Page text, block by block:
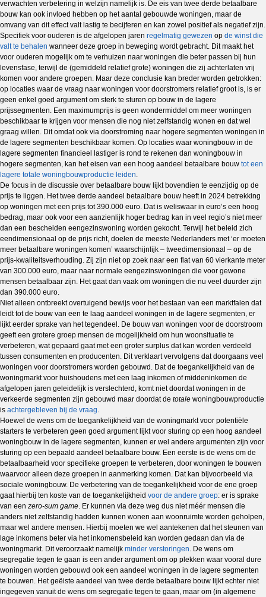
verwachten verbetering in welzijn namelijk is. De eis van twee derde betaalbare
bouw kan ook invloed hebben op het aantal gebouwde woningen, maar de
omvang van dit effect valt lastig te becijferen en kan zowel positief als negatief zijn.
Specifiek voor ouderen is de afgelopen jaren regelmatig gewezen op de winst die
valt te behalen wanneer deze groep in beweging wordt gebracht. Dit maakt het
voor ouderen mogelijk om te verhuizen naar woningen die beter passen bij hun
levensfase, terwijl de (gemiddeld relatief grote) woningen die zij achterlaten vrij
komen voor andere groepen. Maar deze conclusie kan breder worden getrokken:
op locaties waar de vraag naar woningen voor doorstromers relatief groot is, is er
geen enkel goed argument om sterk te sturen op bouw in de lagere
prijssegmenten. Een maximumprijs is geen wondermiddel om meer woningen
beschikbaar te krijgen voor mensen die nog niet zelfstandig wonen en dat wel
graag willen. Dit omdat ook via doorstroming naar hogere segmenten woningen in
de lagere segmenten beschikbaar komen. Op locaties waar woningbouw in de
lagere segmenten financieel lastiger is rond te rekenen dan woningbouw in
hogere segmenten, kan het eisen van een hoog aandeel betaalbare bouw tot een
lagere totale woningbouwproductie leiden.
De focus in de discussie over betaalbare bouw lijkt bovendien te eenzijdig op de
prijs te liggen. Het twee derde aandeel betaalbare bouw heeft in 2024 betrekking
op woningen met een prijs tot 390.000 euro. Dat is weliswaar in euro’s een hoog
bedrag, maar ook voor een aanzienlijk hoger bedrag kan in veel regio’s niet meer
dan een bescheiden eengezinswoning worden gekocht. Terwijl het beleid zich
eendimensionaal op de prijs richt, doelen de meeste Nederlanders met ‘er moeten
meer betaalbare woningen komen’ waarschijnlijk – tweedimensionaal – op de
prijs-kwaliteitsverhouding. Zij zijn niet op zoek naar een flat van 60 vierkante meter
van 300.000 euro, maar naar normale eengezinswoningen die voor gewone
mensen betaalbaar zijn. Het gaat dan vaak om woningen die nu veel duurder zijn
dan 390.000 euro.
Niet alleen ontbreekt overtuigend bewijs voor het bestaan van een marktfalen dat
leidt tot de bouw van een te laag aandeel woningen in de lagere segmenten, er
lijkt eerder sprake van het tegendeel. De bouw van woningen voor de doorstroom
geeft een grotere groep mensen de mogelijkheid om hun woonsituatie te
verbeteren, wat gepaard gaat met een groter surplus dat kan worden verdeeld
tussen consumenten en producenten. Dit verklaart vervolgens dat doorgaans veel
woningen voor doorstromers worden gebouwd. Dat de toegankelijkheid van de
woningmarkt voor huishoudens met een laag inkomen of middeninkomen de
afgelopen jaren geleidelijk is verslechterd, komt niet doordat woningen in de
verkeerde segmenten zijn gebouwd maar doordat de totale woningbouwproductie
is achtergebleven bij de vraag.
Hoewel de wens om de toegankelijkheid van de woningmarkt voor potentiële
starters te verbeteren geen goed argument lijkt voor sturing op een hoog aandeel
woningbouw in de lagere segmenten, kunnen er wel andere argumenten zijn voor
sturing op een bepaald aandeel betaalbare bouw. Een eerste is de wens om de
betaalbaarheid voor specifieke groepen te verbeteren, door woningen te bouwen
waarvoor alleen deze groepen in aanmerking komen. Dat kan bijvoorbeeld via
sociale woningbouw. De verbetering van de toegankelijkheid voor de ene groep
gaat hierbij ten koste van de toegankelijkheid voor de andere groep: er is sprake
van een zero-sum game. Er kunnen via deze weg dus niet méér mensen die
anders niet zelfstandig hadden kunnen wonen aan woonruimte worden geholpen,
maar wel andere mensen. Hierbij moeten we wel aantekenen dat het steunen van
lage inkomens beter via het inkomensbeleid kan worden gedaan dan via de
woningmarkt. Dit veroorzaakt namelijk minder verstoringen. De wens om
segregatie tegen te gaan is een ander argument om op plekken waar vooral dure
woningen worden gebouwd ook een aandeel woningen in de lagere segmenten
te bouwen. Het geëiste aandeel van twee derde betaalbare bouw lijkt echter niet
ingegeven vanuit de wens om segregatie tegen te gaan, maar om (in algemene